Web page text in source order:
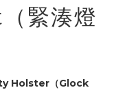
緊湊燈
Holster（Glock